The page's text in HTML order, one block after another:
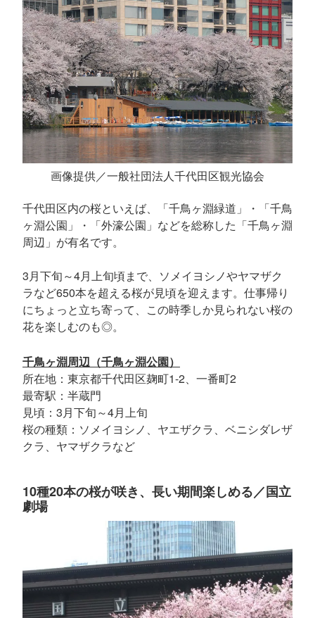
画像提供／一般社団法人千代田区観光協会
千代田区内の桜といえば、「千鳥ヶ淵緑道」・「千鳥
ヶ淵公園」・「外濠公園」などを総称した「千鳥ヶ淵
周辺」が有名です。
3月下旬～4月上旬頃まで、ソメイヨシノやヤマザク
ラなど650本を超える桜が見頃を迎えます。仕事帰り
にちょっと立ち寄って、この時季しか見られない桜の
花を楽しむのも◎。
千鳥ヶ淵周辺（千鳥ヶ淵公園）
所在地：東京都千代田区麹町1-2、一番町2
最寄駅：半蔵門
見頃：3月下旬～4月上旬
桜の種類：ソメイヨシノ、ヤエザクラ、ベニシダレザ
クラ、ヤマザクラなど
10種20本の桜が咲き、長い期間楽しめる／国立
劇場